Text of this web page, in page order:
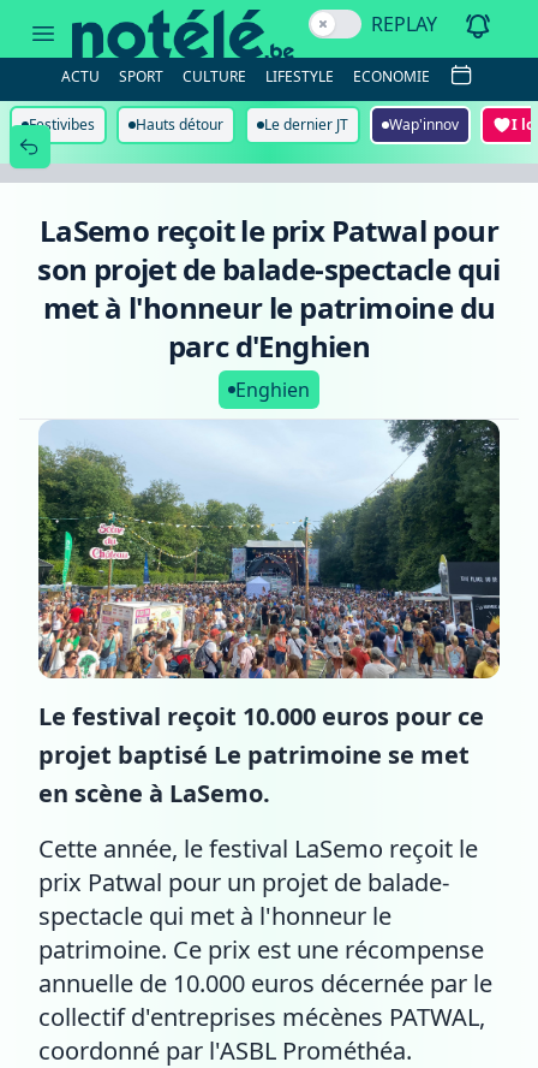
reçoit
pour
son
projet
de
balade-
l'honneur
patrimoine
REPLAY
ACTU SPORT CULTURE LIFESTYLE ECONOMIE
Festivibes Hauts détour Le dernier JT Wap'innov I
LaSemo reçoit le prix Patwal pour
son projet de balade-spectacle qui
met à l'honneur le patrimoine du
parc d'Enghien
Enghien
Le festival reçoit 10.000 euros pour ce
projet baptisé Le patrimoine se met
en scène à LaSemo.
Cette année, le festival LaSemo reçoit le
prix Patwal pour un projet de balade-
spectacle qui met à l'honneur le
patrimoine. Ce prix est une récompense
annuelle de 10.000 euros décernée par le
collectif d'entreprises mécènes PATWAL,
coordonné par l'ASBL Prométhéa.